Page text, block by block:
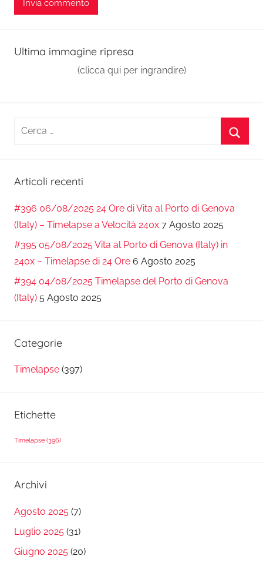
Ultima immagine ripresa
(clicca qui per ingrandire)
Ricerca
Articoli recenti
#396 06/08/2025 24 Ore di Vita al Porto di Genova
(Italy) – Timelapse a Velocità 240x 7 Agosto 2025
#395 05/08/2025 Vita al Porto di Genova (Italy) in
240x – Timelapse di 24 Ore 6 Agosto 2025
#394 04/08/2025 Timelapse del Porto di Genova
(Italy) 5 Agosto 2025
Categorie
Timelapse (397)
Etichette
Timelapse (396)
Archivi
Agosto 2025 (7)
Luglio 2025 (31)
Giugno 2025 (20)